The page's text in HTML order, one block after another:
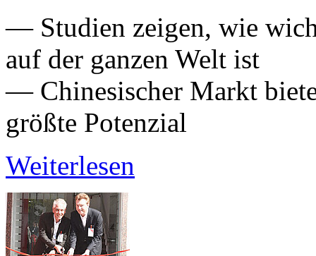
— Studien zeigen, wie
auf der ganzen Welt ist
— Chinesischer Markt
größte Potenzial
Weiterlesen